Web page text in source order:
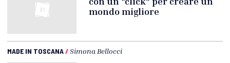
mondo migliore
MADE IN TOSCANA/Simona Bellocci